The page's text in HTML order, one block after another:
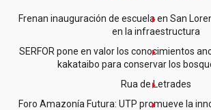
Frenan inauguración de escuela en San
en la infraestructura
SERFOR pone en valor los conocimientos
kakataibo para conservar los
Rua de Letrades
Foro Amazonía Futura: UTP promueve la